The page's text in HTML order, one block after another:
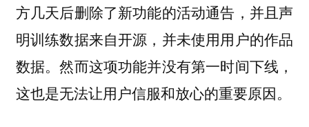
方几天后删除了新功能的活动通告，并且声
明训练数据来自开源，并未使用用户的作品
数据。然而这项功能并没有第一时间下线，
这也是无法让用户信服和放心的重要原因。